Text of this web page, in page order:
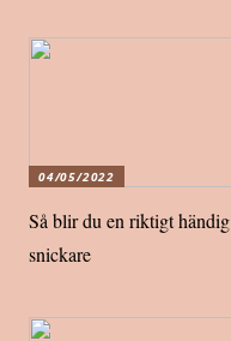
04/05/2022
Så blir du en riktigt händig
snickare